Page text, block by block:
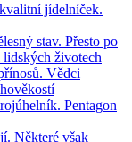
jídelníček.
stav. Přesto po
lidských životech
Vědci
Pentagon
Některé však